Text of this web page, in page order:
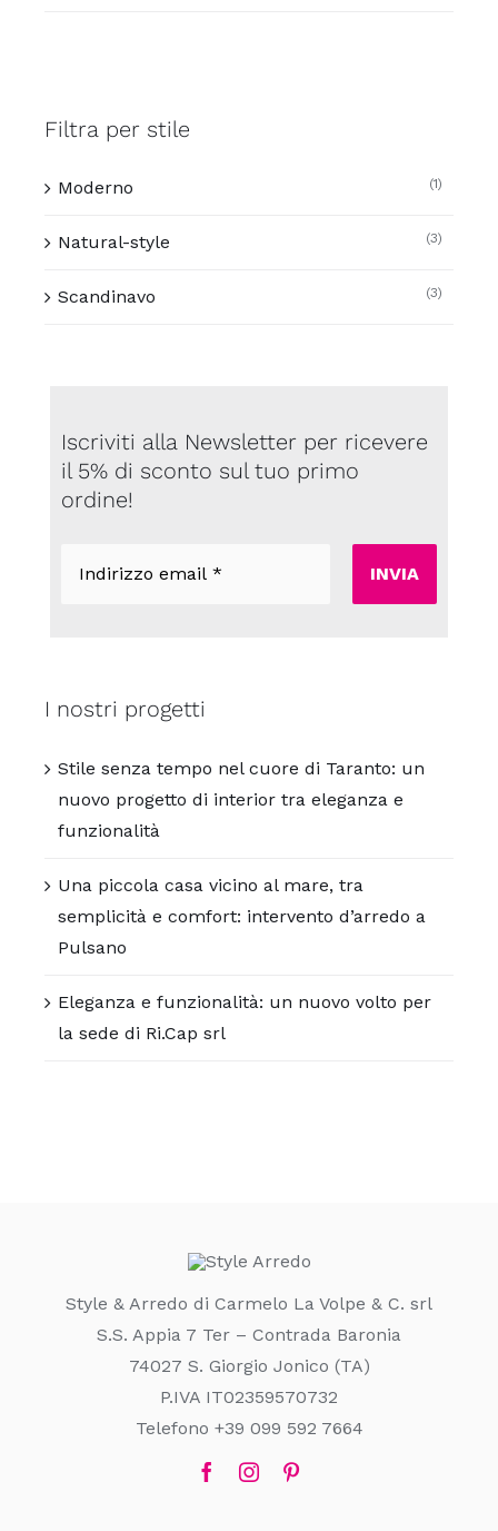
Filtra per stile
Moderno (1)
Natural-style (3)
Scandinavo (3)
Iscriviti alla Newsletter per ricevere
il 5% di sconto sul tuo primo
ordine!
email
I nostri progetti
Stile senza tempo nel cuore di Taranto: un
nuovo progetto di interior tra eleganza e
funzionalità
Una piccola casa vicino al mare, tra
semplicità e comfort: intervento d’arredo a
Pulsano
Eleganza e funzionalità: un nuovo volto per
la sede di Ri.Cap srl
Style & Arredo di Carmelo La Volpe & C. srl
S.S. Appia 7 Ter – Contrada Baronia
74027 S. Giorgio Jonico (TA)
P.IVA IT02359570732
Telefono +39 099 592 7664